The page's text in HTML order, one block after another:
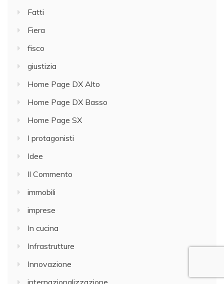
Fatti
Fiera
fisco
giustizia
Home Page DX Alto
Home Page DX Basso
Home Page SX
I protagonisti
Idee
Il Commento
immobili
imprese
In cucina
Infrastrutture
Innovazione